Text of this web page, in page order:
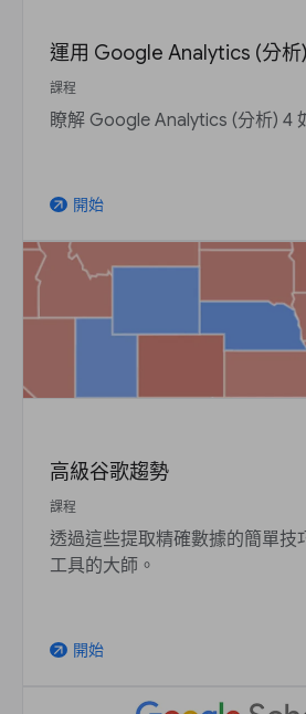
運用 Google Analytics (分析
課程
瞭解 Google Analytics (分析) 4
arrow_outward 開始
高級谷歌趨勢
課程
透過這些提取精確數據的簡單技
工具的大師。
arrow_outward 開始